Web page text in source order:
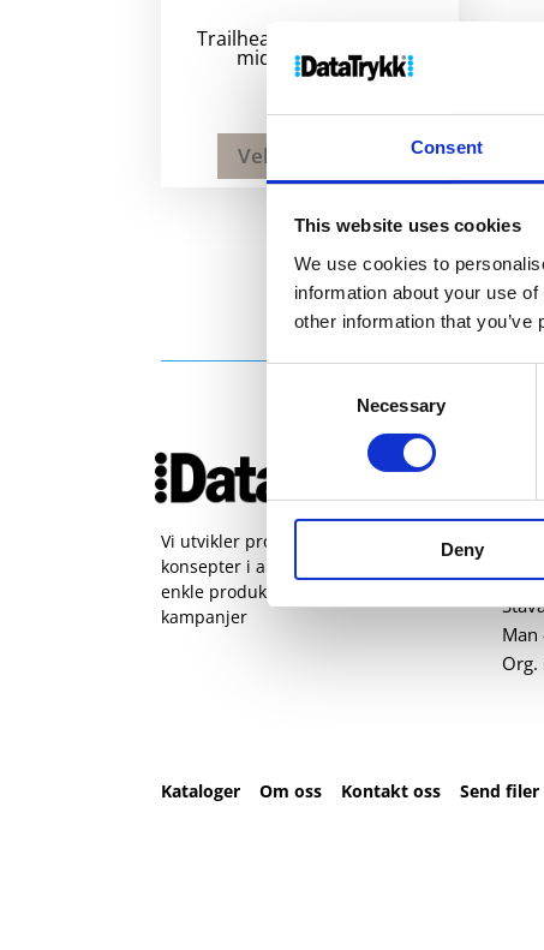
Consent
This website uses cookies
We use cookies to
information about your use
other information that
Necessary
Deny
Trailhead GRS resirkulert
midjeveske, 2,5L
Velg alternativ
Vi utvikler produkter og
konsepter i alle kanaler – Alt fra
enkle produkter til sammensatte
kampanjer
51
Man
Org.
Kataloger Om oss Kontakt oss Send filer